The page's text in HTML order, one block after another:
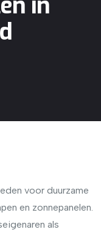
voor duurzame
en zonnepanelen.
als